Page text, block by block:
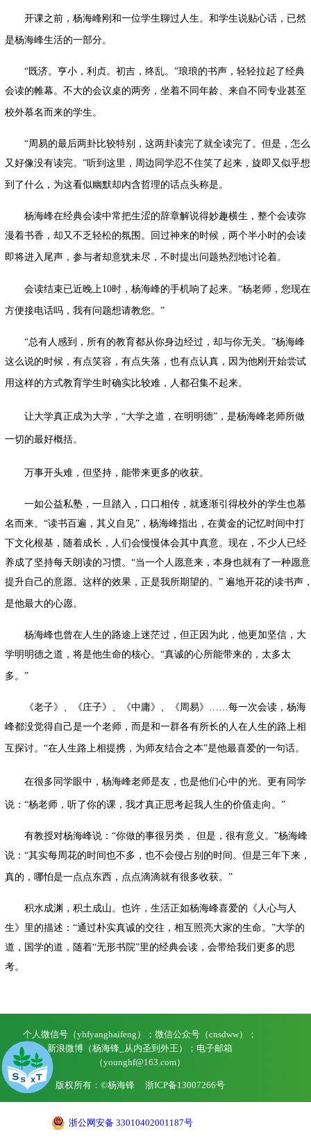
开课之前，杨海峰刚和一位学生聊过人生。和学生说贴心话，已然
是杨海峰生活的一部分。
“既济。亨小，利贞。初吉，终乱。 ”琅琅的书声，轻轻拉起了经典
会读的帷幕。不大的会议桌的两旁，坐着不同年龄、来自不同专业甚至
校外慕名而来的学生。
“周易的最后两卦比较特别，这两卦读完了就全读完了。但是，怎么
又好像没有读完。 ”听到这里，周边同学忍不住笑了起来，旋即又似乎想
到了什么，为这看似幽默却内含哲理的话点头称是。
杨海峰在经典会读中常把生涩的辞章解说得妙趣横生，整个会读弥
漫着书香，却又不乏轻松的氛围。回过神来的时候，两个半小时的会读
即将进入尾声，参与者却意犹未尽，不时提出问题热烈地讨论着。
会读结束已近晚上10时，杨海峰的手机响了起来。 “杨老师，您现在
方便接电话吗，我有问题想请教您。 ”
“总有人感到，所有的教育都从你身边经过，却与你无关。 ”杨海峰
这么说的时候，有点笑容，有点失落，也有点认真，因为他刚开始尝试
用这样的方式教育学生时确实比较难，人都召集不起来。
让大学真正成为大学， “大学之道，在明明德” ，是杨海峰老师所做
一切的最好概括。
万事开头难，但坚持，能带来更多的收获。
一如公益私塾，一旦踏入，口口相传，就逐渐引得校外的学生也慕
名而来。 “读书百遍，其义自见” ，杨海峰指出，在黄金的记忆时间中打
下文化根基，随着成长，人们会慢慢体会其中真意。现在，不少人已经
养成了坚持每天朗读的习惯。 “当一个人愿意来，本身也就有了一种愿意
提升自己的意愿。这样的效果，正是我所期望的。 ” 遍地开花的读书声
是他最大的心愿。
杨海峰也曾在人生的路途上迷茫过，但正因为此，他更加坚信，大
学明明德之道，将是他生命的核心。 “真诚的心所能带来的，太多太
多。 ”
《老子》、《庄子》、《中庸》、《周易》 ……每一次会读，杨海
峰都没觉得自己是一个老师，而是和一群各有所长的人在人生的路上相
互探讨。 “在人生路上相提携，为师友结合之本”是他最喜爱的一句话。
在很多同学眼中， 杨海峰老师是友，也是他们心中的光。更有同学
说： “杨老师，听了你的课，我才真正思考起我人生的价值走向。 ”
有教授对杨海峰说： “你做的事很另类， 但是，很有意义。 ”杨海峰
说： “其实每周花的时间也不多，也不会侵占别的时间。但是三年下来，
真的，哪怕是一点点东西，点点滴滴就有很多收获。 ”
积水成渊，积土成山。也许，生活正如杨海峰喜爱的《人心与人
生》里的描述： “通过朴实真诚的交往，相互照亮大家的生命。 ”大学的
道，国学的道，随着“无形书院”里的经典会读，会带给我们更多的思
考。
个人微信号（yhfyanghaifeng）；微信公众号（cnsdww）；
新浪微博（杨海锋_从内圣到外王）；电子邮箱
（younghf@163.com）
版权所有：©杨海锋 浙ICP备13007266号
浙公网安备 33010402001187号